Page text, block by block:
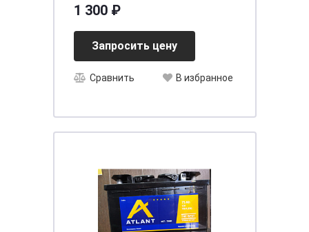
1 300 ₽
Запросить цену
Сравнить В избранное